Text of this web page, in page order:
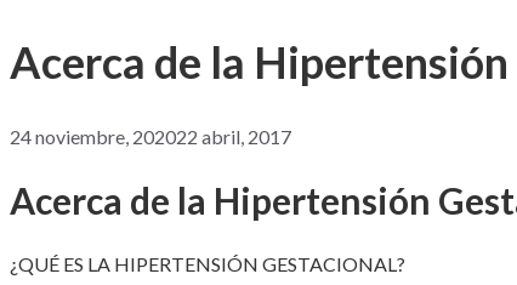
Acerca de la
24 noviembre, 202022 abril, 2017
Acerca de la Hipertensión
¿QUÉ ES LA HIPERTENSIÓN GESTACIONAL?